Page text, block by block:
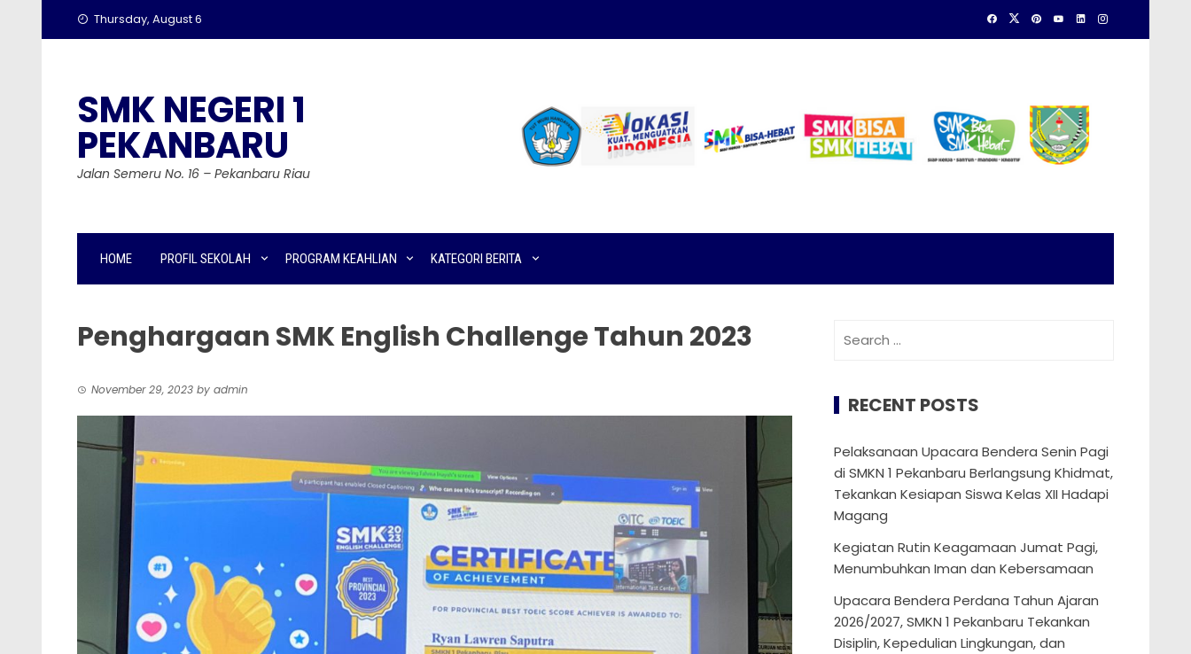
Thursday, August 6
SMK NEGERI 1
PEKANBARU
Jalan Semeru No. 16 – Pekanbaru Riau
HOME PROFIL SEKOLAH PROGRAM KEAHLIAN KATEGORI BERITA
Penghargaan SMK English Challenge Tahun 2023
November 29, 2023 by admin
for:
RECENT POSTS
Pelaksanaan Upacara Bendera Senin Pagi
di SMKN 1 Pekanbaru Berlangsung Khidmat,
Tekankan Kesiapan Siswa Kelas XII Hadapi
Magang
Kegiatan Rutin Keagamaan Jumat Pagi,
Menumbuhkan Iman dan Kebersamaan
Upacara Bendera Perdana Tahun Ajaran
2026/2027, SMKN 1 Pekanbaru Tekankan
Disiplin, Kepedulian Lingkungan, dan